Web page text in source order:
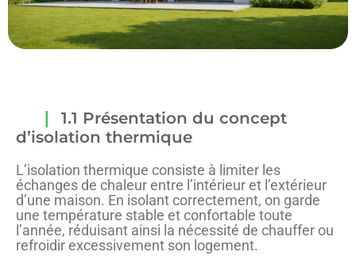
1.1 Présentation du concept
d’isolation thermique
L’isolation thermique consiste à limiter les
échanges de chaleur entre l’intérieur et l’extérieur
d’une maison. En isolant correctement, on garde
une température stable et confortable toute
l’année, réduisant ainsi la nécessité de chauffer ou
refroidir excessivement son logement.